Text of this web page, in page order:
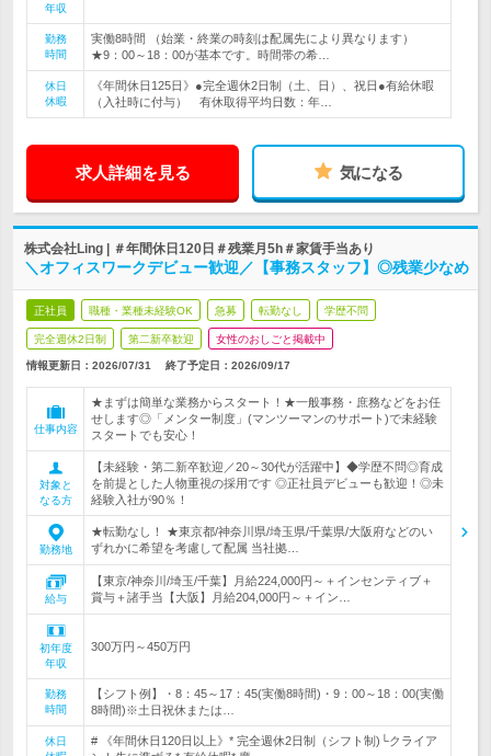
年収
勤務
時間
実働8時間 （始業・終業の時刻は配属先により異なります）
★9：00～18：00が基本です。時間帯の希…
休日
休暇
《年間休日125日》●完全週休2日制（土、日）、祝日●有給休暇
（入社時に付与） 有休取得平均日数：年…
求人詳細を見る 気になる
株式会社Ling | ＃年間休日120日＃残業月5h＃家賃手当あり
＼オフィスワークデビュー歓迎／【事務スタッフ】◎残業少なめ
正社員 職種・業種未経験OK 急募 転勤なし 学歴不問
完全週休2日制 第二新卒歓迎 女性のおしごと掲載中
情報更新日：2026/07/31 終了予定日： 2026/09/17
仕事内容
★まずは簡単な業務からスタート！★一般事務・庶務などをお任
せします◎「メンター制度」(マンツーマンのサポート)で未経験
スタートでも安心！
対象と
なる方
【未経験・第二新卒歓迎／20～30代が活躍中】◆学歴不問◎育成
を前提とした人物重視の採用です ◎正社員デビューも歓迎！◎未
経験入社が90％！
勤務地
★転勤なし！ ★東京都/神奈川県/埼玉県/千葉県/大阪府などのい
ずれかに希望を考慮して配属 当社拠…
給与
【東京/神奈川/埼玉/千葉】月給224,000円～＋インセンティブ＋
賞与＋諸手当【大阪】月給204,000円～＋イン…
初年度
年収
300万円～450万円
勤務
時間
【シフト例】・8：45～17：45(実働8時間)・9：00～18：00(実働
8時間)※土日祝休または…
休日
# 《年間休日120日以上》* 完全週休2日制（シフト制)└クライア